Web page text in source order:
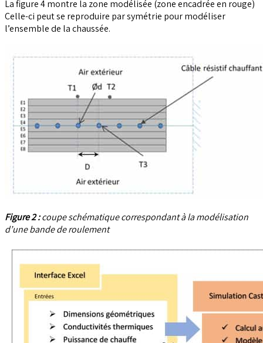
La figure 4 montre la zone modélisée (zone encadrée en rouge)
Celle-ci peut se reproduire par symétrie pour modéliser
l’ensemble de la chaussée.
Figure 2 :coupe schématique correspondant à la modélisation
d’une bande de roulement